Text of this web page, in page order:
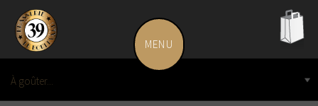
leboulevard.ch
MENU
À goûter...
vide